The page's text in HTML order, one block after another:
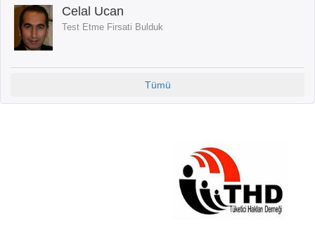
Celal Ucan
Test Etme Firsati Bulduk
Tümü